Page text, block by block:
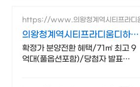
https://www.의왕청계역시티프라디
의왕청계역시티프라디움디하모
니
확정가 분양전환 혜택/71㎡ 최고 9
억대(풀옵션포함)/당첨자 발표